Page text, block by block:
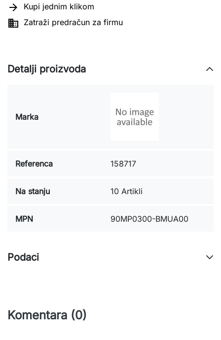
 Kupi jednim klikom
 Zatraži predračun za firmu
Detalji proizvoda
Marka
Referenca 158717
Na stanju 10 Artikli
MPN 90MP0300-BMUA00
Podaci
Komentara (0)